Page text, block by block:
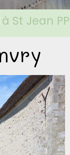
St Jean PP